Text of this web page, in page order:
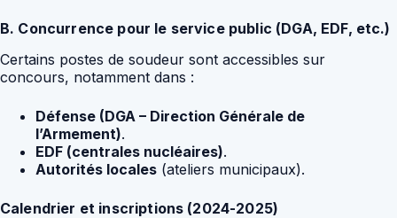
B. Concurrence pour le service public (DGA, EDF, etc.)
Certains postes de soudeur sont accessibles sur
concours, notamment dans :
Défense (DGA – Direction Générale de
l’Armement).
EDF (centrales nucléaires).
Autorités locales (ateliers municipaux).
Calendrier et inscriptions (2024-2025)